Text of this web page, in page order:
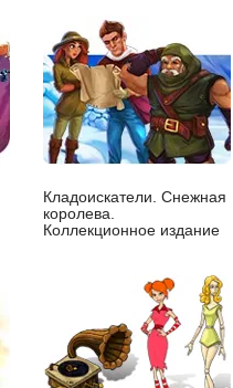
Кладоискатели. Снежная
королева.
Коллекционное издание